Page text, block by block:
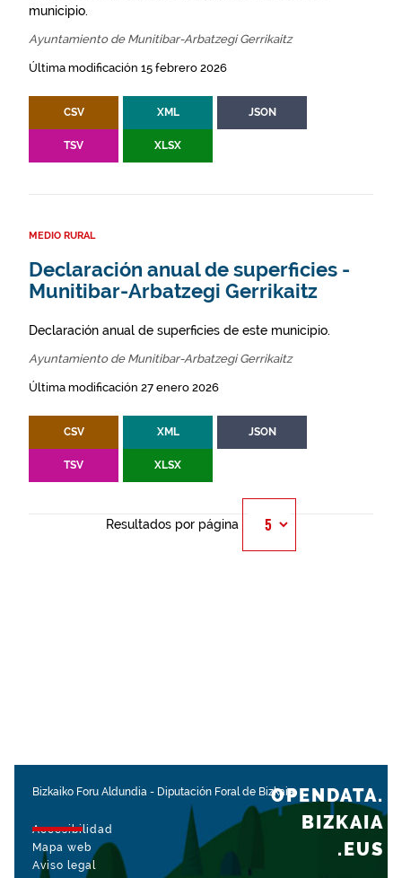
municipio.
Ayuntamiento de Munitibar-Arbatzegi Gerrikaitz
Última modificación 15 febrero 2026
CSV XML JSON
TSV XLSX
MEDIO RURAL
Declaración anual de superficies -
Munitibar-Arbatzegi Gerrikaitz
Declaración anual de superficies de este municipio.
Ayuntamiento de Munitibar-Arbatzegi Gerrikaitz
Última modificación 27 enero 2026
CSV XML JSON
TSV XLSX
Resultados por página
Bizkaiko Foru Aldundia - Diputación Foral de Bizkaia
Accesibilidad
Mapa web
Aviso legal
OPENDATA.
BIZKAIA
.EUS